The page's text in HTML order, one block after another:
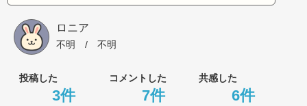
ロニア
不明 / 不明
投稿した コメントした 共感した
3件 7件 6件